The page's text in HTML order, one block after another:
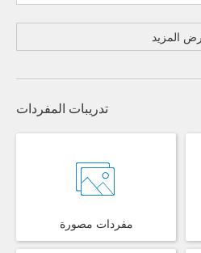
المزيد
تدريبات المفردات
مفردات مصورة